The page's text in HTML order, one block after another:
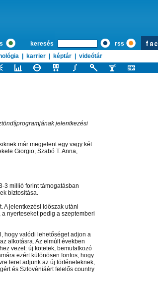
keresés
rss
karrier képtár videótár
jelentkezési
már megjelent egy vagy két
Giorgio, Szabó T. Anna,
3 millió forint támogatásban
biztosítása.
A jelentkezési időszak utáni
nyerteseket pedig a szeptemberi
hogy valódi lehetőséget adjon a
alkotásra. Az elmúlt években
vezet: új kötetek, bemutatkozó
ezért különösen fontos, hogy
teret adjunk az új történeteknek,
és Szlovéniáért felelős country